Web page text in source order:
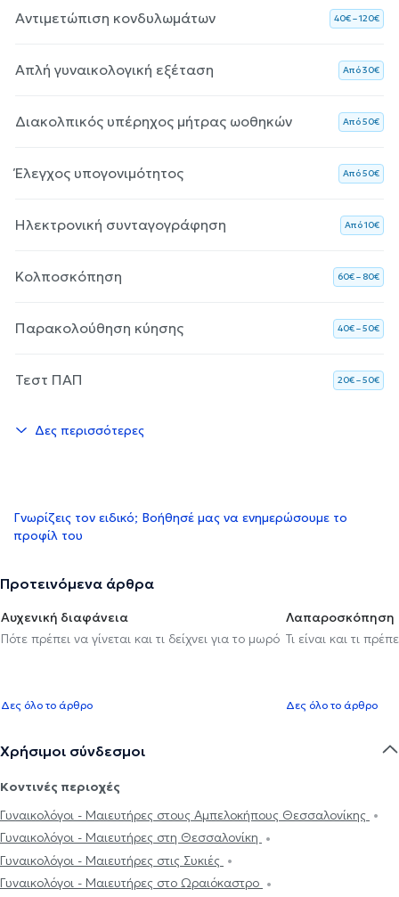
Αντιμετώπιση κονδυλωμάτων 40€ – 120€
Απλή γυναικολογική εξέταση Aπό 30€
Διακολπικός υπέρηχος μήτρας ωοθηκών Aπό 50€
Έλεγχος υπογονιμότητος Aπό 50€
Ηλεκτρονική συνταγογράφηση Aπό 10€
Κολποσκόπηση 60€ – 80€
Παρακολούθηση κύησης 40€ – 50€
Τεστ ΠΑΠ 20€ – 50€
Δες περισσότερες
Γνωρίζεις τον ειδικό; Βοήθησέ μας να ενημερώσουμε το
προφίλ του
Προτεινόμενα άρθρα
Αυχενική διαφάνεια
Πότε πρέπει να γίνεται και τι δείχνει για το μωρό
Δες όλο το άρθρο
Λαπαροσκόπηση
Τι είναι και τι
Δες όλο το άρθρο
Χρήσιμοι σύνδεσμοι
Κοντινές περιοχές
Γυναικολόγοι - Μαιευτήρες στους Αμπελοκήπους Θεσσαλονίκης
Γυναικολόγοι - Μαιευτήρες στη Θεσσαλονίκη
Γυναικολόγοι - Μαιευτήρες στις Συκιές
Γυναικολόγοι - Μαιευτήρες στο Ωραιόκαστρο